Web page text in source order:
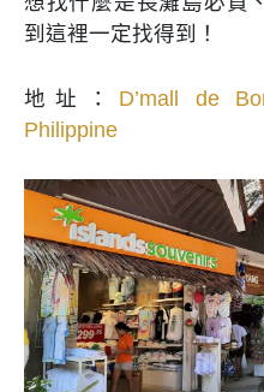
到這裡一定找得到！
地址： D’mall de
Philippine